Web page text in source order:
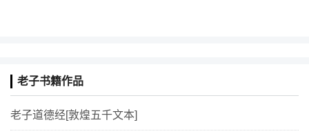
老子书籍作品
老子道德经[敦煌五千文本]